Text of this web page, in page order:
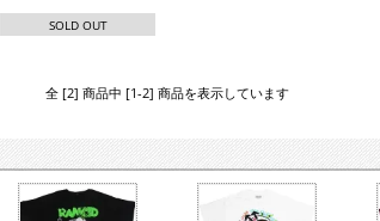
SOLD OUT
全 [2] 商品中 [1-2] 商品を表示しています